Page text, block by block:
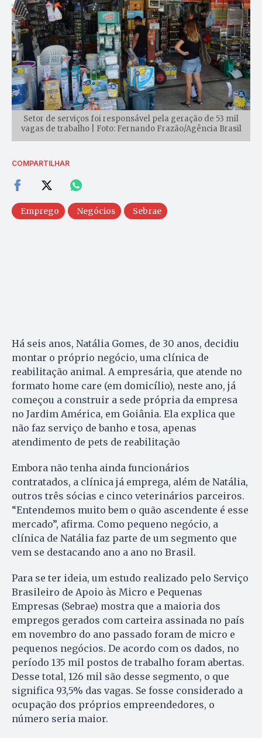
Setor de serviços foi responsável pela geração de 53 mil
vagas de trabalho | Foto: Fernando Frazão/Agência Brasil
COMPARTILHAR
Emprego Negócios Sebrae
Há seis anos, Natália Gomes, de 30 anos, decidiu
montar o próprio negócio, uma clínica de
reabilitação animal. A empresária, que atende no
formato home care (em domicílio), neste ano, já
começou a construir a sede própria da empresa
no Jardim América, em Goiânia. Ela explica que
não faz serviço de banho e tosa, apenas
atendimento de pets de reabilitação
Embora não tenha ainda funcionários
contratados, a clínica já emprega, além de Natália,
outros três sócias e cinco veterinários parceiros.
“Entendemos muito bem o quão ascendente é esse
mercado”, afirma. Como pequeno negócio, a
clínica de Natália faz parte de um segmento que
vem se destacando ano a ano no Brasil.
Para se ter ideia, um estudo realizado pelo Serviço
Brasileiro de Apoio às Micro e Pequenas
Empresas (Sebrae) mostra que a maioria dos
empregos gerados com carteira assinada no país
em novembro do ano passado foram de micro e
pequenos negócios. De acordo com os dados, no
período 135 mil postos de trabalho foram abertas.
Desse total, 126 mil são desse segmento, o que
significa 93,5% das vagas. Se fosse considerado a
ocupação dos próprios empreendedores, o
número seria maior.